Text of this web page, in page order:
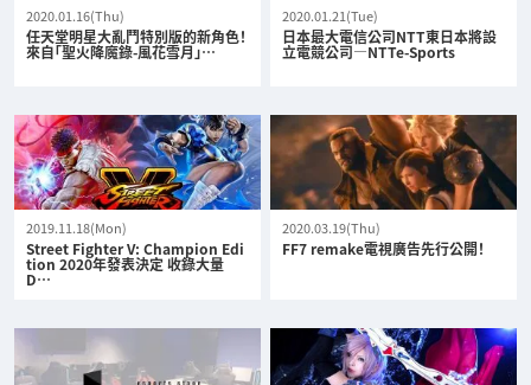
2020.01.16(Thu)
任天堂明星大亂鬥特別版的新角色！
來自「聖火降魔錄-風花雪月」…
2020.01.21(Tue)
日本最大電信公司NTT東日本將設
立電競公司—NTTe-Sports
2019.11.18(Mon)
Street Fighter V: Champion Edi
tion 2020年發表決定 收錄大量
D…
2020.03.19(Thu)
FF7 remake電視廣告先行公開！